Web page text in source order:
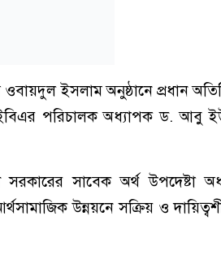
ইসলাম অনুষ্ঠানে প্রধান
পরিচালক অধ্যাপক ড. আবু
সরকারের সাবেক অর্থ উপদেষ্টা
উন্নয়নে সক্রিয় ও